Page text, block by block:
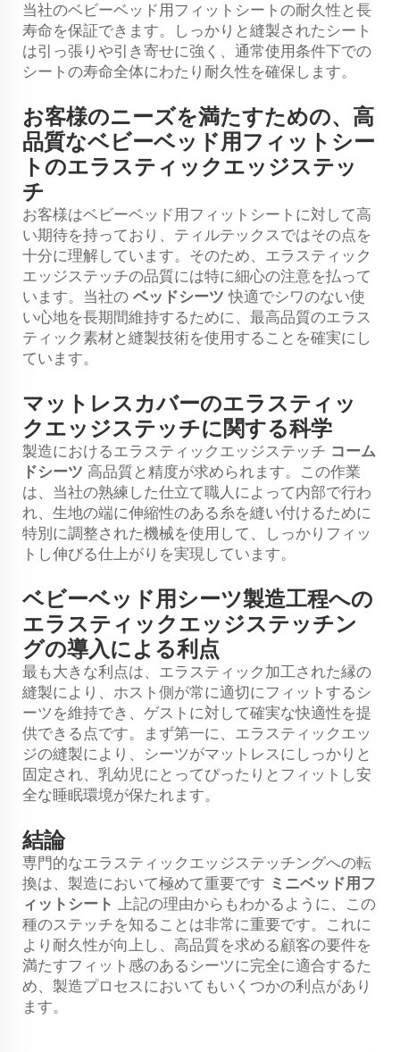
当社のベビーベッド用フィットシートの耐久性と長
寿命を保証できます。しっかりと縫製されたシート
は引っ張りや引き寄せに強く、通常使用条件下での
シートの寿命全体にわたり耐久性を確保します。
お客様のニーズを満たすための、高
品質なベビーベッド用フィットシー
トのエラスティックエッジステッ
チ
お客様はベビーベッド用フィットシートに対して高
い期待を持っており、ティルテックスではその点を
十分に理解しています。そのため、エラスティック
エッジステッチの品質には特に細心の注意を払って
います。当社の ベッドシーツ快適でシワのない使
い心地を長期間維持するために、最高品質のエラス
ティック素材と縫製技術を使用することを確実にし
ています。
マットレスカバーのエラスティッ
クエッジステッチに関する科学
製造におけるエラスティックエッジステッチ コーム
ドシーツ 高品質と精度が求められます。この作業
は、当社の熟練した仕立て職人によって内部で行わ
れ、生地の端に伸縮性のある糸を縫い付けるために
特別に調整された機械を使用して、しっかりフィッ
トし伸びる仕上がりを実現しています。
ベビーベッド用シーツ製造工程への
エラスティックエッジステッチン
グの導入による利点
最も大きな利点は、エラスティック加工された縁の
縫製により、ホスト側が常に適切にフィットするシ
ーツを維持でき、ゲストに対して確実な快適性を提
供できる点です。まず第一に、エラスティックエッ
ジの縫製により、シーツがマットレスにしっかりと
固定され、乳幼児にとってぴったりとフィットし安
全な睡眠環境が保たれます。
結論
専門的なエラスティックエッジステッチングへの転
換は、製造において極めて重要です ミニベッド用フ
ィットシート
上記の理由からもわかるように、この
種のステッチを知ることは非常に重要です。これに
より耐久性が向上し、高品質を求める顧客の要件を
満たすフィット感のあるシーツに完全に適合するた
め、製造プロセスにおいてもいくつかの利点があり
ます。